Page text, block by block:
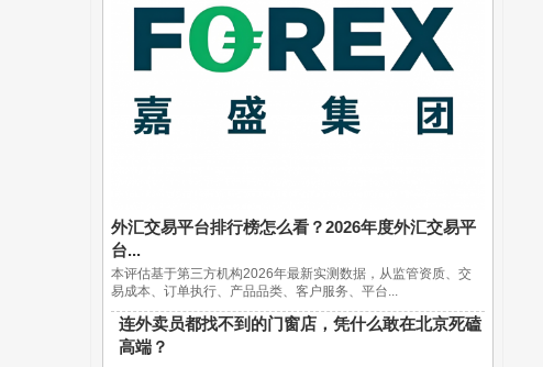
外汇交易平台排行榜怎么看？2026年度外汇交易平
台...
本评估基于第三方机构2026年最新实测数据，从监管资质、交
易成本、订单执行、产品品类、客户服务、平台...
连外卖员都找不到的门窗店，凭什么敢在北京死磕
高端？